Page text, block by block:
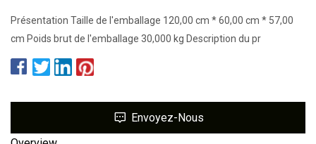
Présentation Taille de l'emballage 120,00 cm * 60,00 cm * 57,00
cm Poids brut de l'emballage 30,000 kg Description du pr
Envoyez-Nous